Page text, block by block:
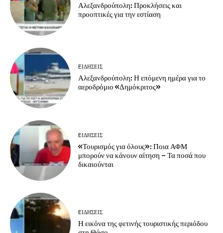
Αλεξανδρούπολη: Προκλήσεις και
προοπτικές για την εστίαση
EΙΔΗΣΕΙΣ
Αλεξανδρούπολη: Η επόμενη ημέρα για το
αεροδρόμιο «Δημόκριτος»
EΙΔΗΣΕΙΣ
«Τουρισμός για όλους»: Ποια ΑΦΜ
μπορούν να κάνουν αίτηση – Τα ποσά που
δικαιούνται
EΙΔΗΣΕΙΣ
Η εικόνα της φετινής τουριστικής περιόδου